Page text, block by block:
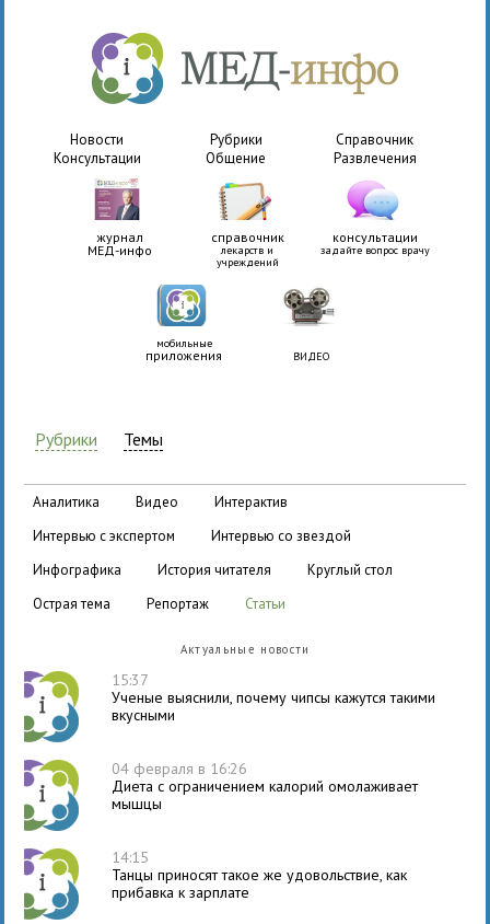
Новости Рубрики
Справочник
Консультации
Общение Развлечения
журнал
МЕД-инфо
справочник
лекарств и
учреждений
консультации
задайте вопрос врачу
мобильные
приложения ВИДЕО
Рубрики Темы
аналитика видео
интерактив
интервью с экспертом
интервью со звездой
инфографика
история читателя
круглый стол
острая тема
репортаж статьи
Актуальные новости
15:37
Ученые выяснили, почему чипсы кажутся такими
вкусными
04 февраля в 16:26
Диета с ограничением калорий омолаживает
мышцы
14:15
Танцы приносят такое же удовольствие, как
прибавка к зарплате